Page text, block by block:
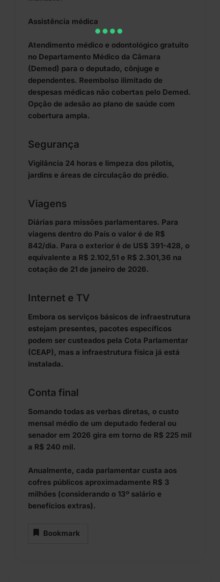
Assistência médica
Atendimento médico e odontológico gratuito
no Departamento Médico da Câmara
(Demed) para o deputado, cônjuge e
dependentes. Reembolso ilimitado de
despesas médicas não cobertas pelo Demed.
Opção de adesão ao plano de saúde com
cobertura ampla.
Segurança
Vigilância 24 horas e limpeza dos pilotis,
jardins e áreas de circulação do prédio.
Viagens
Diárias para missões parlamentares. Para
viagens dentro do País o valor é de R$
842/dia. Para o exterior é de US$ 391-428, o
equivalente a R$ 2.102,51 e R$ 2.301,36 na
cotação de 21 de janeiro de 2026.
Internet e TV
Embora os serviços básicos de infraestrutura
estejam presentes, pacotes específicos
podem ser custeados pela Cota Parlamentar
(CEAP), mas a infraestrutura física já está
instalada.
Conta final
Somando todas as verbas diretas, o custo
mensal médio de um deputado federal ou
senador em 2026 gira em torno de R$ 225 mil
a R$ 240 mil.
Anualmente, cada parlamentar custa aos
cofres públicos aproximadamente R$ 3
milhões (considerando o 13º salário e
benefícios extras).
Bookmark